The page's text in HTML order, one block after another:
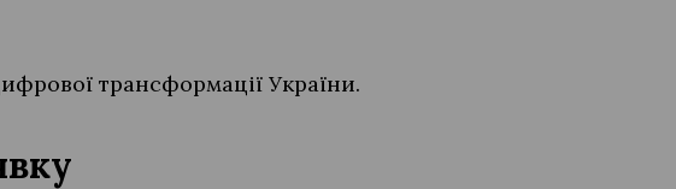
трансформації України.